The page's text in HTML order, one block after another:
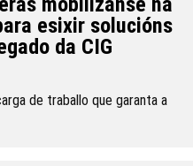
esixir solucións
da CIG
de traballo que garanta a